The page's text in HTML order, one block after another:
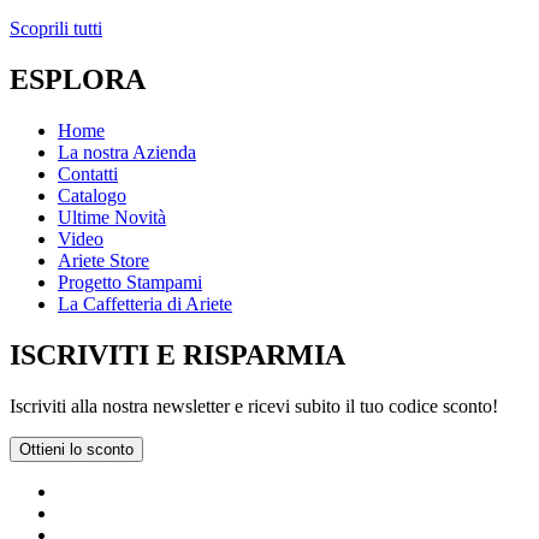
Scoprili tutti
ESPLORA
Home
La nostra Azienda
Contatti
Catalogo
Ultime Novità
Video
Ariete Store
Progetto Stampami
La Caffetteria di Ariete
ISCRIVITI E RISPARMIA
Iscriviti alla nostra newsletter e ricevi subito il tuo codice sconto!
Ottieni lo sconto